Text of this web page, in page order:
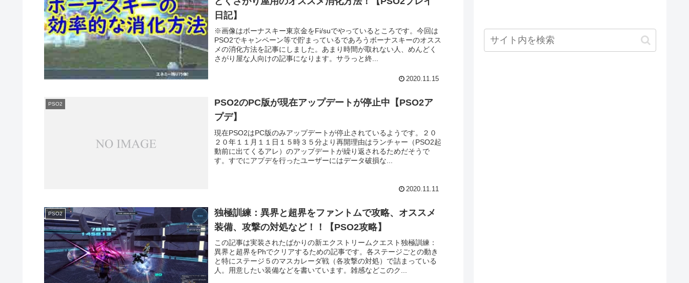
日記】
※画像はボーナスキー東京金をFi/suでやっているところです。今回は
PSO2でキャンペーン等で貯まっているであろうボーナスキーのオスス
メの消化方法を記事にしました。あまり時間が取れない人、めんどく
さがり屋な人向けの記事になります。サラっと終...
2020.11.15
PSO2
PSO2のPC版が現在アップデートが停止中【PSO2ア
プデ】
現在PSO2はPC版のみアップデートが停止されているようです。２０
２０年１１月１１日１５時３５分より再開理由はランチャー（PSO2起
動前に出てくるアレ）のアップデートが繰り返されるためだそうで
す。すでにアプデを行ったユーザーにはデータ破損な...
2020.11.11
PSO2
独極訓練：異界と超界をファントムで攻略、オススメ
装備、攻撃の対処など！！【PSO2攻略】
この記事は実装されたばかりの新エクストリームクエスト独極訓練：
異界と超界をPhでクリアするための記事です。各ステージごとの動き
と特にステージ５のマスカレーダ戦（各攻撃の対処）で詰まっている
人。用意したい装備などを書いています。雑感などこのク...